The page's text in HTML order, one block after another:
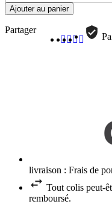
Ajouter au panier
Partager
livraison : Frais de
Tout colis peut-
remboursé.